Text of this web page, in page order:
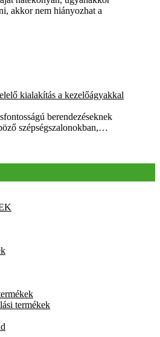
akkor nem hiányozhat a
kialakítás a kezelőágyakkal
berendezéseknek
szépségszalonokban,…
termékek